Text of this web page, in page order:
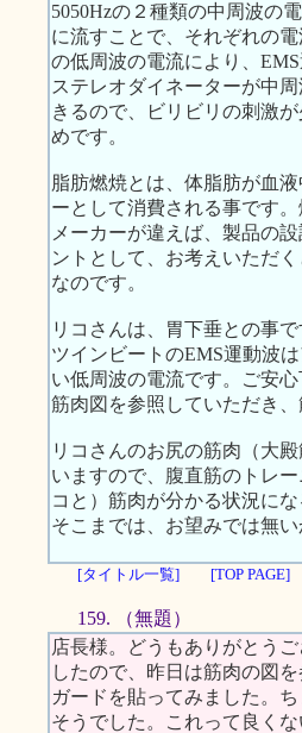
5050Hzの２種類の中周波の
に流すことで、それぞれの
の低周波の電流により、EMS
ステレオダイネーターが中
きるので、ビリビリの刺激
めです。
脂肪燃焼とは、体脂肪が血
ーとして消費される事です
メーカーが違えば、製品の
ントとして、お考えいただ
なのです。
リコさんは、胃下垂との事
ツインビートのEMS運動波
い低周波の電流です。ご安心
筋肉図を参照していただき
リコさんのお尻の筋肉（大
いますので、腹直筋のトレ
コと）筋肉が分かる状況に
そこまでは、お望みでは無
[タイトル一覧] [TOP PAGE]
159. （無題）
店長様。どうもありがとう
したので、昨日は筋肉の図
ガードを貼ってみました。
そうでした。これって良くな